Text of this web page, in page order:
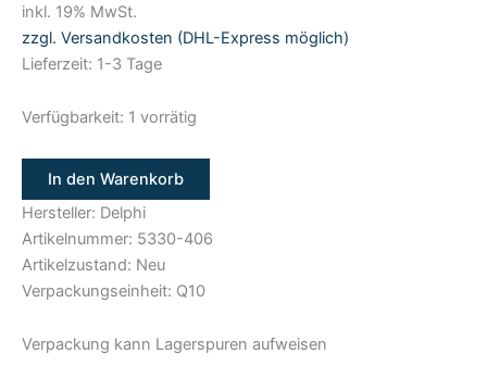
inkl. 19% MwSt.
zzgl. Versandkosten (DHL-Express möglich)
Lieferzeit: 1-3 Tage
Verfügbarkeit: 1 vorrätig
In den Warenkorb
Hersteller: Delphi
Artikelnummer: 5330-406
Artikelzustand: Neu
Verpackungseinheit: Q10
Verpackung kann Lagerspuren aufweisen